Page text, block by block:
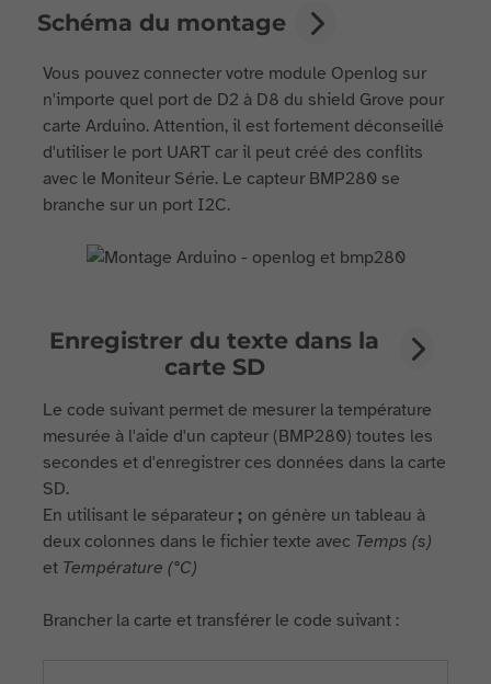
Schéma du montage
Vous pouvez connecter votre module Openlog sur
n'importe quel port de D2 à D8 du shield Grove pour
carte Arduino. Attention, il est fortement déconseillé
d'utiliser le port UART car il peut créé des conflits
avec le Moniteur Série. Le capteur BMP280 se
branche sur un port I2C.
Enregistrer du texte dans la
carte SD
Le code suivant permet de mesurer la température
mesurée à l'aide d'un capteur (BMP280) toutes les
secondes et d'enregistrer ces données dans la carte
SD.
En utilisant le séparateur; on génère un tableau à
deux colonnes dans le fichier texte avec Temps (s)
et Température (°C)
Brancher la carte et transférer le code suivant :